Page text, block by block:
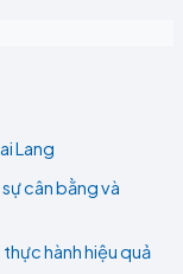
Lang
cân bằng và
hành hiệu quả